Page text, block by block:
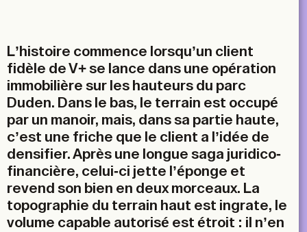
L’histoire commence lorsqu’un client
fidèle de V+ se lance dans une opération
immobilière sur les hauteurs du parc
Duden. Dans le bas, le terrain est occupé
par un manoir, mais, dans sa partie haute,
c’est une friche que le client a l’idée de
densifier. Après une longue saga juridico-
financière, celui-ci jette l’éponge et
revend son bien en deux morceaux. La
topographie du terrain haut est ingrate, le
volume capable autorisé est étroit : il n’en